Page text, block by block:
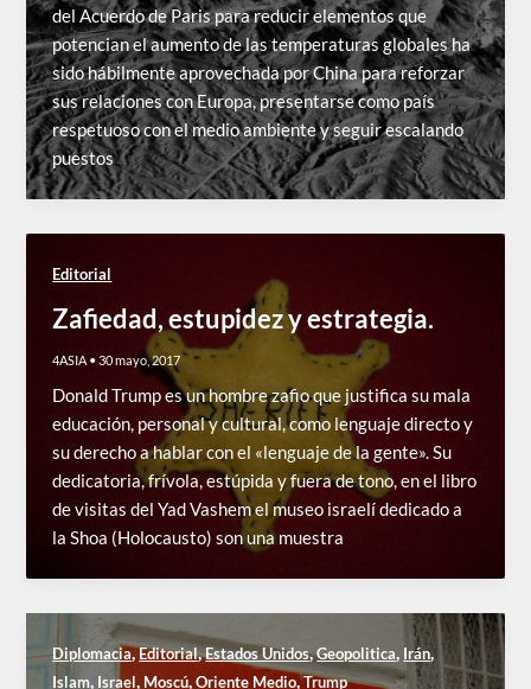
del Acuerdo de Paris para reducir elementos que
potencian el aumento de las temperaturas globales ha
sido hábilmente aprovechada por China para reforzar
sus relaciones con Europa, presentarse como país
respetuoso con el medio ambiente y seguir escalando
puestos
Editorial
Zafiedad, estupidez y estrategia.
4ASIA •30 mayo, 2017
Donald Trump es un hombre zafio que justifica su mala
educación, personal y cultural, como lenguaje directo y
su derecho a hablar con el «lenguaje de la gente». Su
dedicatoria, frívola, estúpida y fuera de tono, en el libro
de visitas del Yad Vashem el museo israelí dedicado a
la Shoa (Holocausto) son una muestra
Diplomacia,Editorial,Estados Unidos,Geopolitica, Irán,
Islam, Israel, Moscú,Oriente Medio,Trump